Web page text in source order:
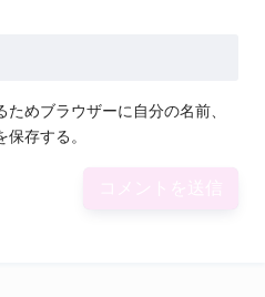
めブラウザーに自分の名前、
存する。